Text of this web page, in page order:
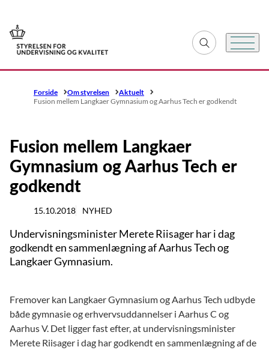
Gå til forsiden Fold søgefelt ud
Menu
Forside Om styrelsen
Aktuelt
Fusion mellem Langkaer Gymnasium og Aarhus Tech er godkendt
Fusion mellem Langkaer
Gymnasium og Aarhus Tech er
godkendt
15.10.2018 NYHED
Undervisningsminister Merete Riisager har i dag
godkendt en sammenlægning af Aarhus Tech og
Langkaer Gymnasium.
Fremover kan Langkaer Gymnasium og Aarhus Tech udbyde
både gymnasie og erhvervsuddannelser i Aarhus C og
Aarhus V. Det ligger fast efter, at undervisningsminister
Merete Riisager i dag har godkendt en sammenlægning af de